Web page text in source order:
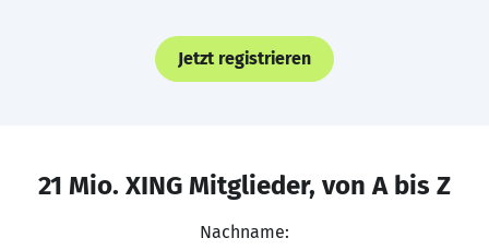
Jetzt registrieren
21 Mio. XING Mitglieder, von A bis Z
Nachname: